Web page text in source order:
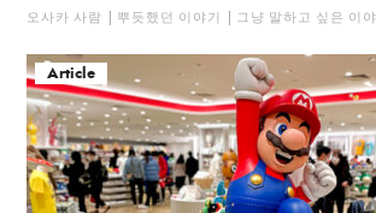
오사카 사람 뿌듯했던 이야기 그냥 말하고 싶은 이
Article